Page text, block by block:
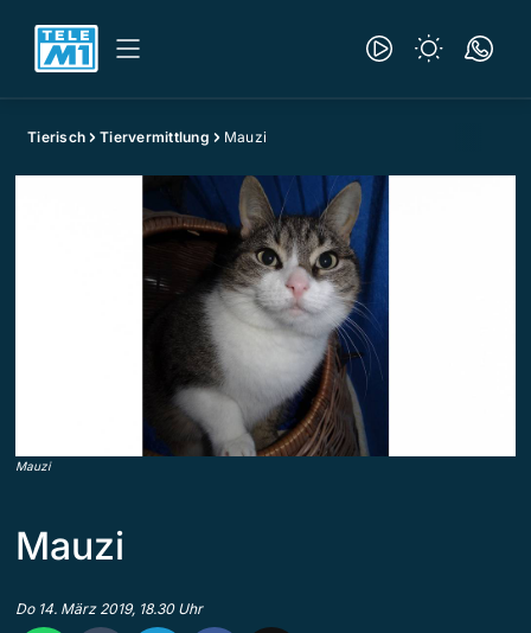
Tierisch Tiervermittlung Mauzi
Mauzi
Mauzi
Do 14. März 2019, 18.30 Uhr